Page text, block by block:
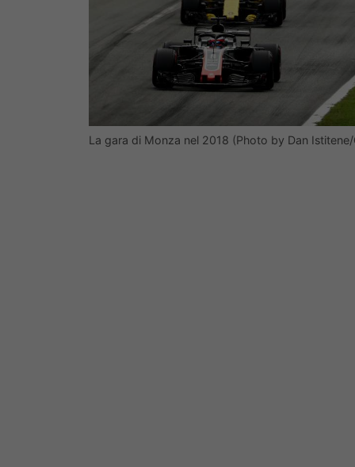
La gara di Monza nel 2018 (Photo by Dan